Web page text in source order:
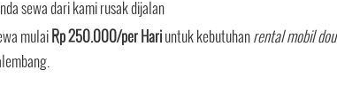
sewa dari kami rusak dijalan
mulai Rp 250.000/per Hariuntuk kebutuhan rental mobil